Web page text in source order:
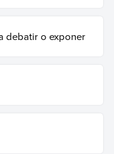
debatir o exponer